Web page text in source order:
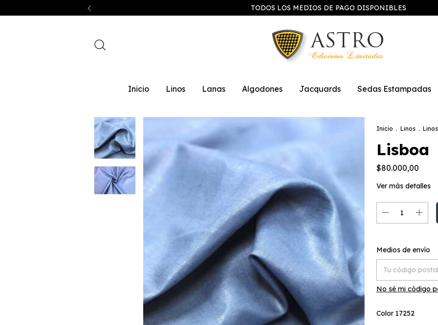
TODOS LOS MEDIOS DE PAGO DISPONIBLES
Inicio Linos Lanas Algodones Jacquards Sedas Estampadas
Inicio . Linos .
Lisboa
$80.000,00
Ver más detalles
Entregas para el CP:
Medios de envío
No sé mi código
Color 17252